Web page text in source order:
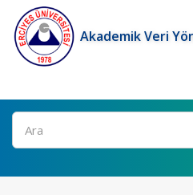
Akademik Veri
Ara